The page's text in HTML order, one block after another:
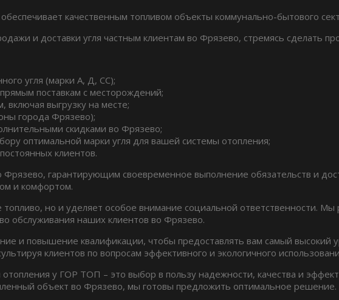
качественным топливом объекты коммунально-бытового
и доставки угля частным клиентам во Фрязево, стремясь сделать
угля (марки А, Д, СС);
поставкам с месторождений;
включая выгрузку на месте;
города Фрязево);
скидками во Фрязево;
оптимальной марки угля для вашей системы отопления;
клиентов.
гарантирующим своевременное выполнение обязательств и
и комфортом.
но и уделяет особое внимание социальной ответственности.
обслуживания наших клиентов во Фрязево.
и повышение квалификации, чтобы предоставлять вам самый высокий
клиентов по вопросам эффективного и экологичного
у ГОР ТОП – это выбор в пользу надежности, качества и
объект во Фрязево, мы готовы предложить оптимальное решение.